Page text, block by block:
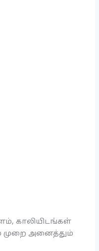
காலியிடங்கள்
முறை அனைத்தும்